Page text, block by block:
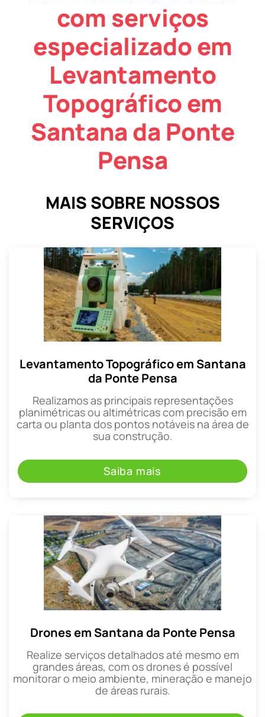
com serviços
especializado em
Levantamento
Topográfico em
Santana da Ponte
Pensa
MAIS SOBRE NOSSOS
SERVIÇOS
Levantamento Topográfico em Santana
da Ponte Pensa
Realizamos as principais representações
planimétricas ou altimétricas com precisão em
carta ou planta dos pontos notáveis na área de
sua construção.
Saiba mais
Drones em Santana da Ponte Pensa
Realize serviços detalhados até mesmo em
grandes áreas, com os drones é possível
monitorar o meio ambiente, mineração e manejo
de áreas rurais.